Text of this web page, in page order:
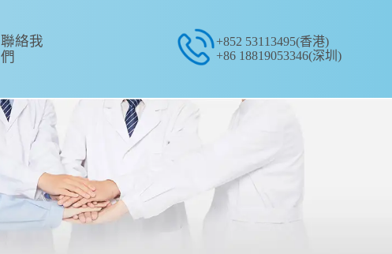
聯絡我
們
+852 53113495(香港)
+86 18819053346(深圳)